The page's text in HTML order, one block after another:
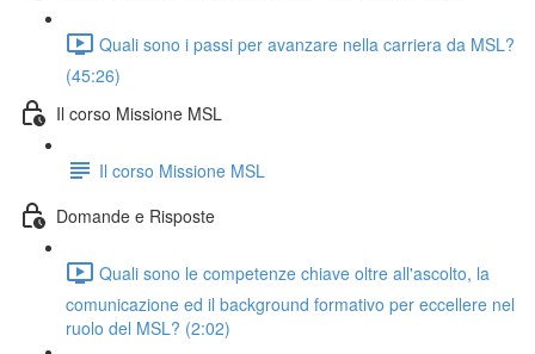
Quali sono i passi per avanzare nella carriera da MSL?
(45:26)
Il corso Missione MSL
Il corso Missione MSL
Domande e Risposte
Quali sono le competenze chiave oltre all'ascolto, la
comunicazione ed il background formativo per eccellere nel
ruolo del MSL? (2:02)